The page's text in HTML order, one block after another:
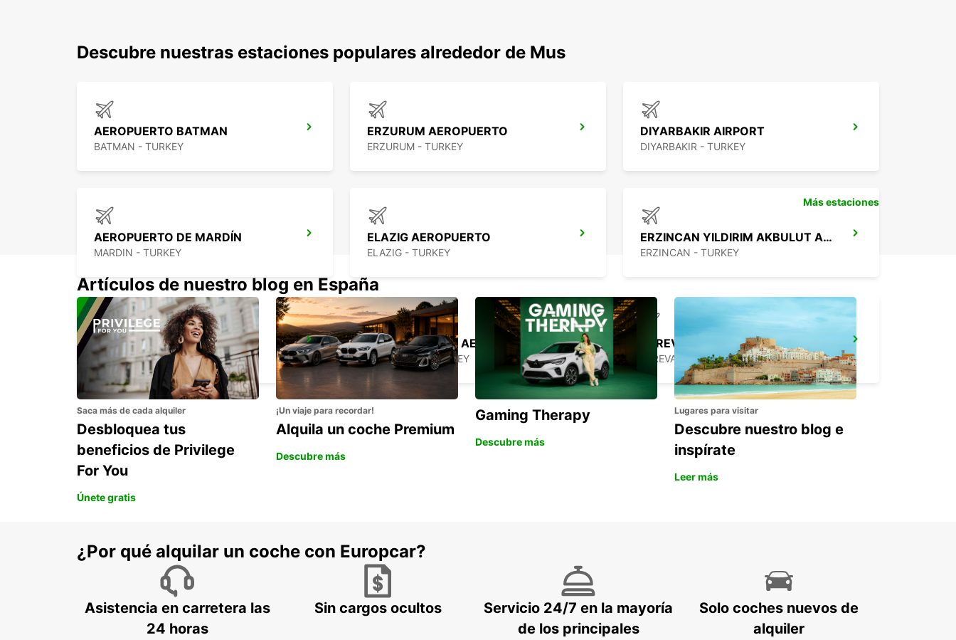
Descubre nuestras estaciones populares alrededor de Mus
AEROPUERTO BATMAN
BATMAN - TURKEY
ERZURUM AEROPUERTO
ERZURUM - TURKEY
DIYARBAKIR AIRPORT
DIYARBAKIR - TURKEY
AEROPUERTO DE MARDÍN
MARDIN - TURKEY
ELAZIG AEROPUERTO
ELAZIG - TURKEY
ERZINCAN YILDIRIM AKBULUT AIRPORT
ERZINCAN - TURKEY
ERZINCAN CITY
ERZINCAN - TURKEY
SANLIURFA GAP AEROPUERTO
SANLIURFA - TURKEY YEREVAN - ARMENIA
Más estaciones
Artículos de nuestro blog en España
Saca más de cada alquiler
Desbloquea tus
beneficios de Privilege
For You
Únete gratis
¡Un viaje para recordar!
Alquila un coche Premium
Descubre más
Gaming Therapy
Descubre más
Lugares para visitar
Descubre nuestro blog e
inspírate
Leer más
¿Por qué alquilar un coche con Europcar?
Asistencia en carretera las
24 horas
Sin cargos ocultos
Servicio 24/7 en la mayoría
de los principales
Solo coches nuevos de
alquiler